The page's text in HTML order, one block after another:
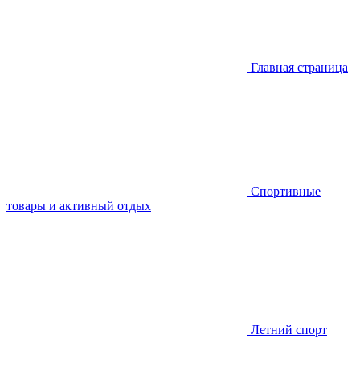
Главная страница
Спортивные
товары и активный отдых
Летний спорт